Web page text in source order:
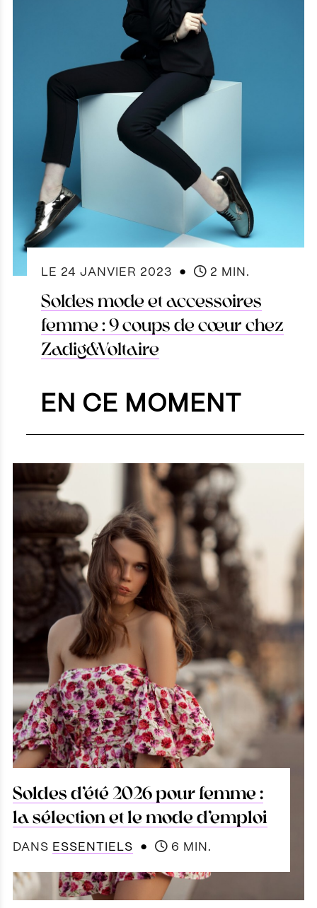
LE 24 JANVIER 2023 ● 2 MIN.
Soldes mode et accessoires
femme : 9 coups de cœur chez
Zadig&Voltaire
EN CE MOMENT
Soldes d’été 2026 pour femme :
la sélection et le mode d’emploi
DANS ESSENTIELS ● 6 MIN.